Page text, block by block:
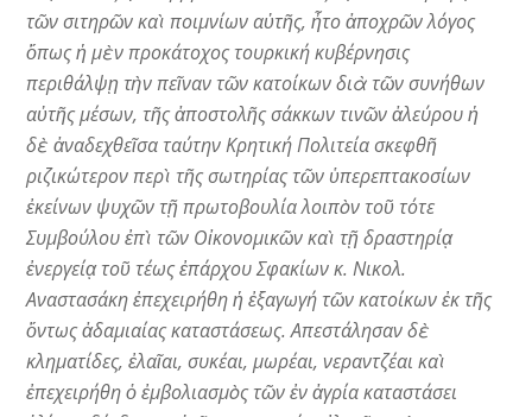
τῶν σιτηρῶν καὶ ποιμνίων αὐτῆς, ἦτο ἀποχρῶν λόγος
ὅπως ἡ μὲν προκάτοχος τουρκική κυβέρνησις
περιθάλψῃ τὴν πεῖναν τῶν κατοίκων διὰ τῶν συνήθων
αὐτῆς μέσων, τῆς ἀποστολῆς σάκκων τινῶν ἀλεύρου ἡ
δὲ ἀναδεχθεῖσα ταύτην Κρητική Πολιτεία σκεφθῆ
ριζικώτερον περὶ τῆς σωτηρίας τῶν ὑπερεπτακοσίων
ἐκείνων ψυχῶν τῇ πρωτοβουλία λοιπὸν τοῦ τότε
Συμβούλου ἐπὶ τῶν Οἰκονομικῶν καὶ τῇ δραστηρίᾳ
ἐνεργείᾳ τοῦ τέως ἐπάρχου Σφακίων κ. Νικολ.
Αναστασάκη ἐπεχειρήθη ἡ ἐξαγωγή τῶν κατοίκων ἐκ τῆς
ὄντως ἀδαμιαίας καταστάσεως. Απεστάλησαν δὲ
κληματίδες, ἐλαῖαι, συκέαι, μωρέαι, νεραντζέαι καὶ
ἐπεχειρήθη ὁ ἐμβολιασμὸς τῶν ἐν ἀγρία καταστάσει